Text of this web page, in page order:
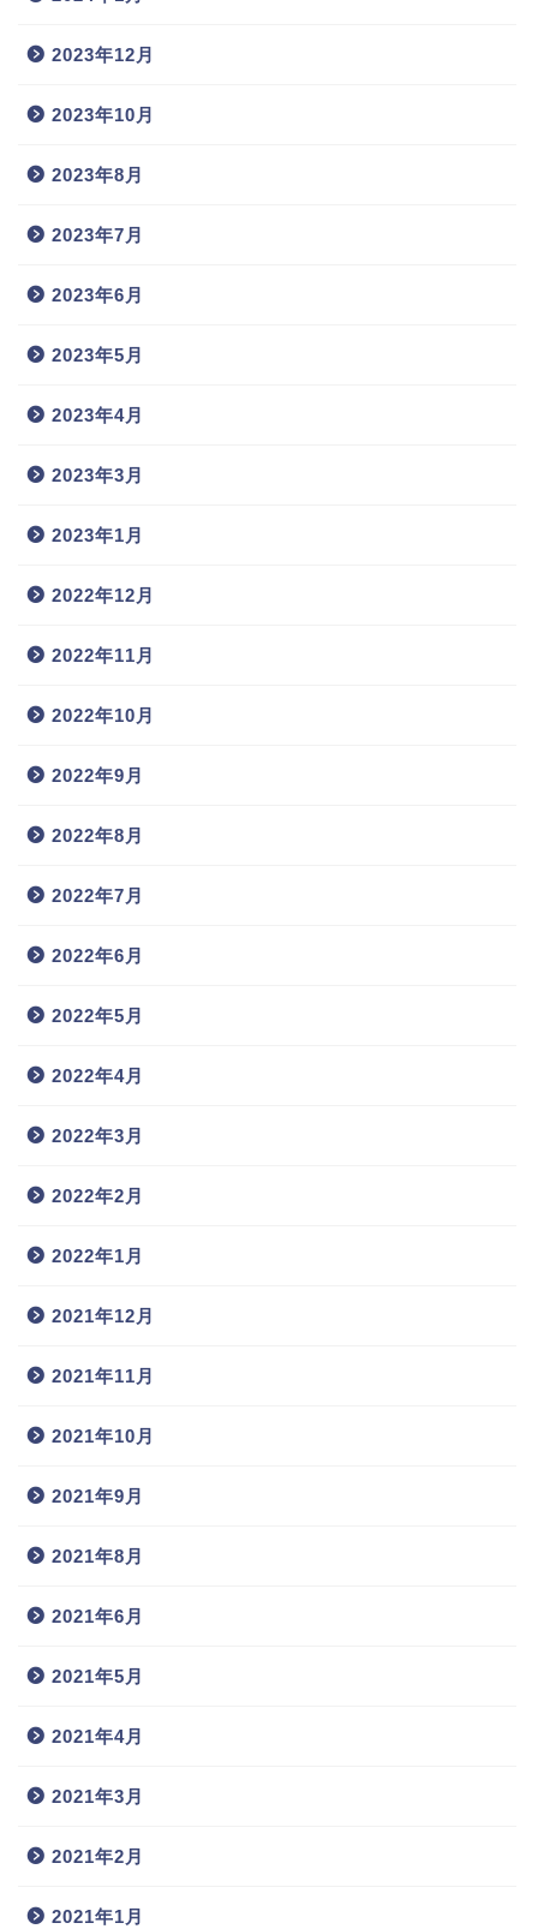
2023年12月
2023年10月
2023年8月
2023年7月
2023年6月
2023年5月
2023年4月
2023年3月
2023年1月
2022年12月
2022年11月
2022年10月
2022年9月
2022年8月
2022年7月
2022年6月
2022年5月
2022年4月
2022年3月
2022年2月
2022年1月
2021年12月
2021年11月
2021年10月
2021年9月
2021年8月
2021年6月
2021年5月
2021年4月
2021年3月
2021年2月
2021年1月